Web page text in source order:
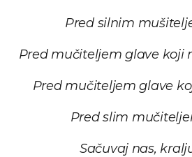
Pred silnim
Pred mučiteljem glave koji
Pred mučiteljem glave
Pred slim
Sačuvaj nas,